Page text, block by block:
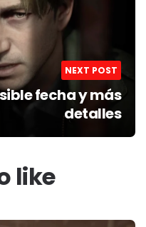
NEXT POST
fecha y más
detalles
like